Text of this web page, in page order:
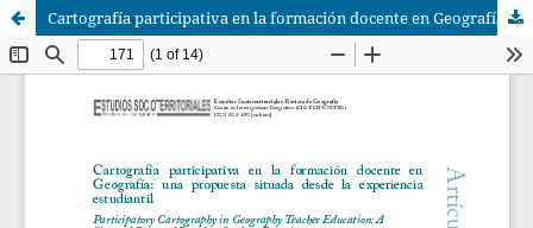
Cartografía participativa en la formación docente en Geografía: una propuesta situada desde la experiencia estudiantil